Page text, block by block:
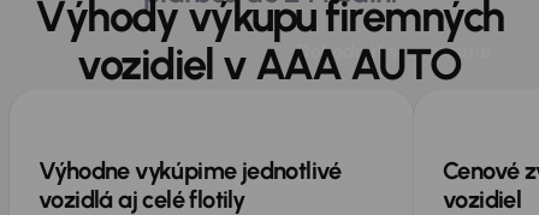
Výhody predaja
firemných vozidiel
Dohodnúť si stretnutie
Výhody výkupu firemných
vozidiel v AAA AUTO
Výhodne vykúpime jednotlivé
vozidlá aj celé flotily
Cenové
vozidiel